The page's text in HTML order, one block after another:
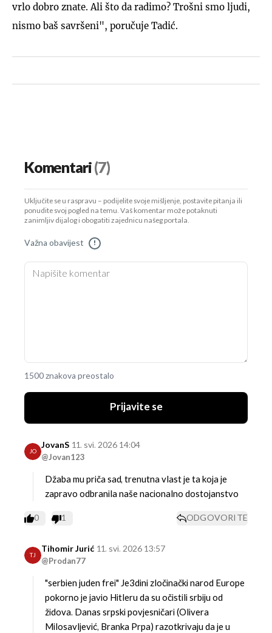
vrlo dobro znate. Ali što da radimo? Trošni smo ljudi,
nismo baš savršeni", poručuje Tadić.
Komentari(7)
Uključite se u raspravu – podijelite svoje mišljenje, postavite pitanja ili
ponudite svoj pogled na temu. Vaš komentar može potaknuti
zanimljiv dijalog i obogatiti zajednicu našeg portala.
Važna obavijest !
1500 znakova preostalo
Prijavite se
JO
JovanS
@Jovan123
11. svi. 2026 14:04
Džaba mu priča sad, trenutna vlast je ta koja je
zapravo odbranila naše nacionalno dostojanstvo
0 1 ODGOVORITE
TJ
Tihomir Jurić
@Prodan77
11. svi. 2026 13:57
"serbien juden frei" Je3dini zločinački narod Europe
pokorno je javio Hitleru da su očistili srbiju od
židova. Danas srpski povjesničari (Olivera
Milosavljević, Branka Prpa) razotkrivaju da je u